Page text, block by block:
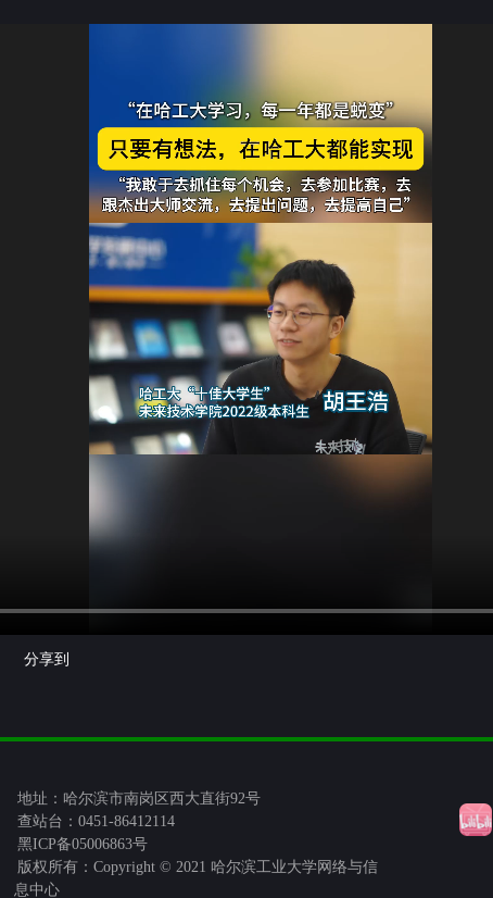
分享到
地址：哈尔滨市南岗区西大直街92号
查站台：0451-86412114
黑ICP备05006863号
版权所有：Copyright © 2021 哈尔滨工业大学网络与信
息中心